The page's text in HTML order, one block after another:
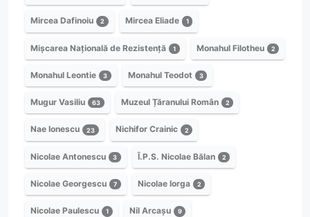
Mircea Dafinoiu 2 Mircea Eliade 1
Mișcarea Națională de Rezistență 1 Monahul Filotheu 2
Monahul Leontie 3 Monahul Teodot 3
Mugur Vasiliu 63 Muzeul Țăranului Român 2
Nae Ionescu 23 Nichifor Crainic 2
Nicolae Antonescu 3 Î.P.S. Nicolae Bălan 2
Nicolae Georgescu 7 Nicolae Iorga 2
Nicolae Paulescu 1 Nil Arcașu 9